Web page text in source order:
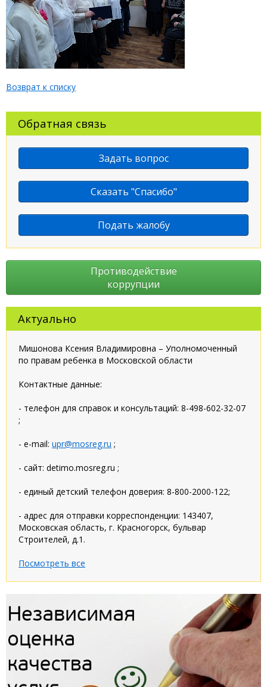
Возврат к списку
Обратная связь
Задать вопрос
Сказать "Спасибо"
Подать жалобу
Противодействие
коррупции
Актуально
Мишонова Ксения Владимировна – Уполномоченный
по правам ребенка в Московской области
Контактные данные:
- телефон для справок и консультаций: 8-498-602-32-07
;
- e-mail: upr@mosreg.ru ;
- сайт: detimo.mosreg.ru ;
- единый детский телефон доверия: 8-800-2000-122;
- адрес для отправки корреспонденции: 143407,
Московская область, г. Красногорск, бульвар
Строителей, д.1.
Посмотреть все